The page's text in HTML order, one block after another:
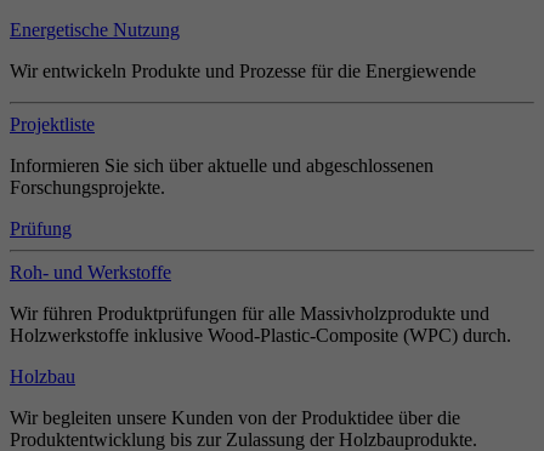
Energetische Nutzung
Wir entwickeln Produkte und Prozesse für die Energiewende
Projektliste
Informieren Sie sich über aktuelle und abgeschlossenen
Forschungsprojekte.
Prüfung
Roh- und Werkstoffe
Wir führen Produktprüfungen für alle Massivholzprodukte und
Holzwerkstoffe inklusive Wood-Plastic-Composite (WPC) durch.
Holzbau
Wir begleiten unsere Kunden von der Produktidee über die
Produktentwicklung bis zur Zulassung der Holzbauprodukte.